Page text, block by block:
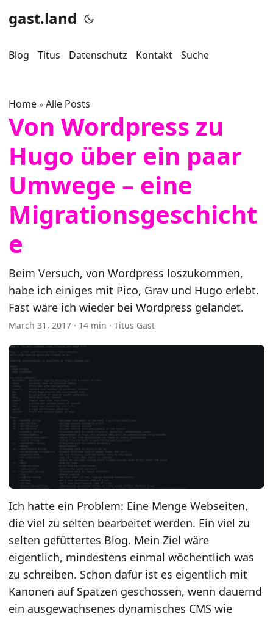
gast.land
Blog Titus Datenschutz Kontakt Suche
Home » Alle Posts
Von Wordpress zu
Hugo über ein paar
Umwege – eine
Migrationsgeschicht
e
Beim Versuch, von Wordpress loszukommen,
habe ich einiges mit Pico, Grav und Hugo erlebt.
Fast wäre ich wieder bei Wordpress gelandet.
March 31, 2017 · 14 min · Titus Gast
Ich hatte ein Problem: Eine Menge Webseiten,
die viel zu selten bearbeitet werden. Ein viel zu
selten gefüttertes Blog. Mein Ziel wäre
eigentlich, mindestens einmal wöchentlich was
zu schreiben. Schon dafür ist es eigentlich mit
Kanonen auf Spatzen geschossen, wenn dauernd
ein ausgewachsenes dynamisches CMS wie